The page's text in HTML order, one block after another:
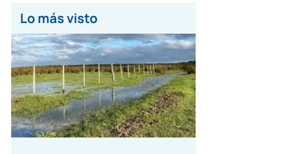
Lo más visto